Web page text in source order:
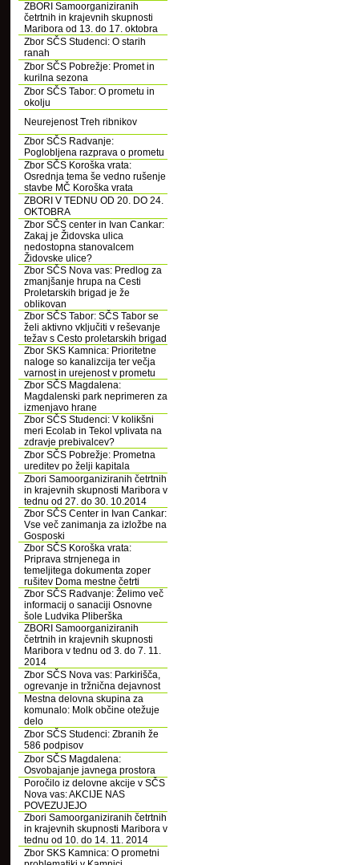
ZBORI Samoorganiziranih
četrtnih in krajevnih skupnosti
Maribora od 13. do 17. oktobra
Zbor SČS Studenci: O starih
ranah
Zbor SČS Pobrežje: Promet in
kurilna sezona
Zbor SČS Tabor: O prometu in
okolju
Neurejenost Treh ribnikov
Zbor SČS Radvanje:
Poglobljena razprava o prometu
Zbor SČS Koroška vrata:
Osrednja tema še vedno rušenje
stavbe MČ Koroška vrata
ZBORI V TEDNU OD 20. DO 24.
OKTOBRA
Zbor SČS center in Ivan Cankar:
Zakaj je Židovska ulica
nedostopna stanovalcem
Židovske ulice?
Zbor SČS Nova vas: Predlog za
zmanjšanje hrupa na Cesti
Proletarskih brigad je že
oblikovan
Zbor SČS Tabor: SČS Tabor se
želi aktivno vključiti v reševanje
težav s Cesto proletarskih brigad
Zbor SKS Kamnica: Prioritetne
naloge so kanalizcija ter večja
varnost in urejenost v prometu
Zbor SČS Magdalena:
Magdalenski park neprimeren za
izmenjavo hrane
Zbor SČS Studenci: V kolikšni
meri Ecolab in Tekol vplivata na
zdravje prebivalcev?
Zbor SČS Pobrežje: Prometna
ureditev po želji kapitala
Zbori Samoorganiziranih četrtnih
in krajevnih skupnosti Maribora v
tednu od 27. do 30. 10.2014
Zbor SČS Center in Ivan Cankar:
Vse več zanimanja za izložbe na
Gosposki
Zbor SČS Koroška vrata:
Priprava strnjenega in
temeljitega dokumenta zoper
rušitev Doma mestne četrti
Zbor SČS Radvanje: Želimo več
informacij o sanaciji Osnovne
šole Ludvika Pliberška
ZBORI Samoorganiziranih
četrtnih in krajevnih skupnosti
Maribora v tednu od 3. do 7. 11.
2014
Zbor SČS Nova vas: Parkirišča,
ogrevanje in tržnična dejavnost
Mestna delovna skupina za
komunalo: Molk občine otežuje
delo
Zbor SČS Studenci: Zbranih že
586 podpisov
Zbor SČS Magdalena:
Osvobajanje javnega prostora
Poročilo iz delovne akcije v SČS
Nova vas: AKCIJE NAS
POVEZUJEJO
Zbori Samoorganiziranih četrtnih
in krajevnih skupnosti Maribora v
tednu od 10. do 14. 11. 2014
Zbor SKS Kamnica: O prometni